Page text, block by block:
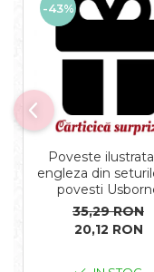
-43%
Poveste
engleza din
povesti
35,29 RON
20,12 RON